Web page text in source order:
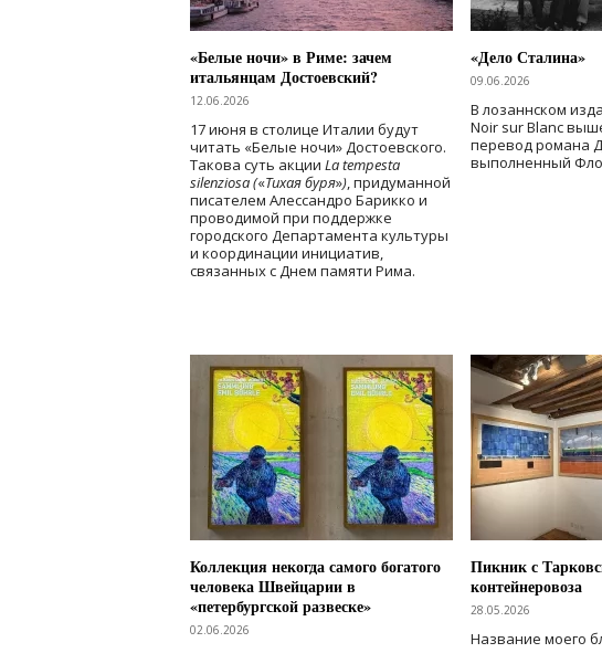
«Белые ночи» в Риме: зачем
итальянцам Достоевский?
12.06.2026
17 июня в столице Италии будут
читать «Белые ночи» Достоевского.
Такова суть акции La tempesta
silenziosa («Тихая буря»), придуманной
писателем Алессандро Барикко и
проводимой при поддержке
городского Департамента культуры
и координации инициатив,
связанных с Днем памяти Рима.
«Дело Сталина»
09.06.2026
В лозаннском
Noir sur Blanc
перевод романа
выполненный
Коллекция некогда самого богатого
человека Швейцарии в
«петербургской развеске»
02.06.2026
Пикник с
контейнеровоза
28.05.2026
Название моего